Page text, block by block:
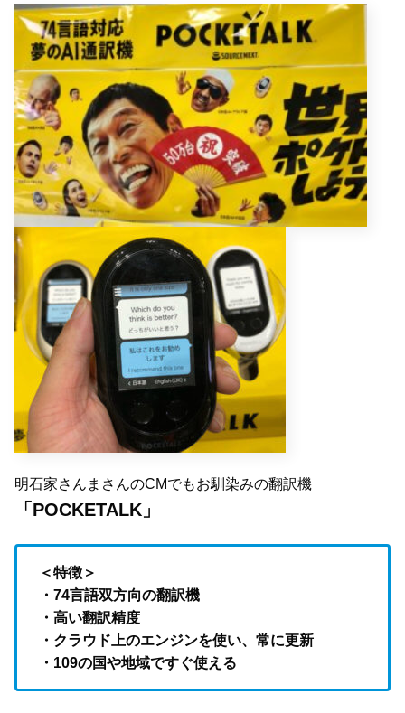
明石家さんまさんのCMでもお馴染みの翻訳機
「POCKETALK」
＜特徴＞
・74言語双方向の翻訳機
・高い翻訳精度
・クラウド上のエンジンを使い、常に更新
・109の国や地域ですぐ使える